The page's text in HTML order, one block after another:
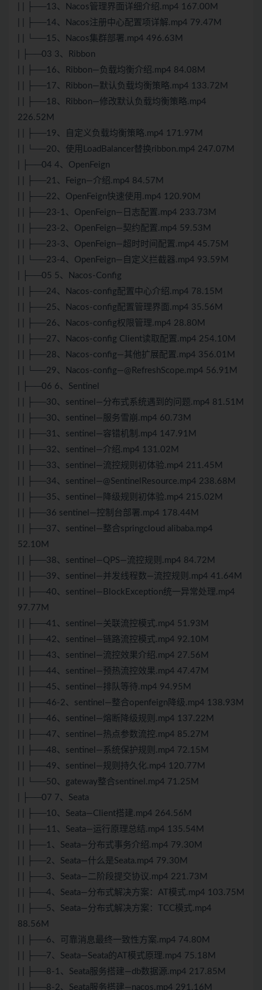
| | ├──13、Nacos管理界面详细介绍.mp4 167.00M
| | ├──14、Nacos注册中心配置项详解.mp4 79.47M
| | └──15、Nacos集群部署.mp4 496.63M
| ├──03 3、Ribbon
| | ├──16、Ribbon—负载均衡介绍.mp4 84.08M
| | ├──17、Ribbon—默认负载均衡策略.mp4 133.72M
| | ├──18、Ribbon—修改默认负载均衡策略.mp4
226.52M
| | ├──19、自定义负载均衡策略.mp4 171.97M
| | └──20、使用LoadBalancer替换ribbon.mp4 247.07M
| ├──04 4、OpenFeign
| | ├──21、Feign—介绍.mp4 84.57M
| | ├──22、OpenFeign快速使用.mp4 120.90M
| | ├──23-1、OpenFeign—日志配置.mp4 233.73M
| | ├──23-2、OpenFeign—契约配置.mp4 59.53M
| | ├──23-3、OpenFeign—超时时间配置.mp4 45.75M
| | └──23-4、OpenFeign—自定义拦截器.mp4 93.59M
| ├──05 5、Nacos-Config
| | ├──24、Nacos-config配置中心介绍.mp4 78.15M
| | ├──25、Nacos-config配置管理界面.mp4 35.56M
| | ├──26、Nacos-config权限管理.mp4 28.80M
| | ├──27、Nacos-config Client读取配置.mp4 254.10M
| | ├──28、Nacos-config—其他扩展配置.mp4 356.01M
| | └──29、Nacos-config—@RefreshScope.mp4 56.91M
| ├──06 6、Sentinel
| | ├──30、sentinel—分布式系统遇到的问题.mp4 81.51M
| | ├──30、sentinel—服务雪崩.mp4 60.73M
| | ├──31、sentinel—容错机制.mp4 147.91M
| | ├──32、sentinel—介绍.mp4 131.02M
| | ├──33、sentinel—流控规则初体验.mp4 211.45M
| | ├──34、sentinel—@SentinelResource.mp4 238.68M
| | ├──35、sentinel—降级规则初体验.mp4 215.02M
| | ├──36 sentinel—控制台部署.mp4 178.44M
| | ├──37、sentinel—整合springcloud alibaba.mp4
52.10M
| | ├──38、sentinel—QPS—流控规则.mp4 84.72M
| | ├──39、sentinel—并发线程数—流控规则.mp4 41.64M
| | ├──40、sentinel—BlockException统一异常处理.mp4
97.77M
| | ├──41、sentinel—关联流控模式.mp4 51.93M
| | ├──42、sentinel—链路流控模式.mp4 92.10M
| | ├──43、sentinel—流控效果介绍.mp4 27.56M
| | ├──44、sentinel—预热流控效果.mp4 47.47M
| | ├──45、sentinel—排队等待.mp4 94.95M
| | ├──46-2、sentinel—整合openfeign降级.mp4 138.93M
| | ├──46、sentinel—熔断降级规则.mp4 137.22M
| | ├──47、sentinel—热点参数流控.mp4 85.27M
| | ├──48、sentinel—系统保护规则.mp4 72.15M
| | ├──49、sentinel—规则持久化.mp4 120.77M
| | └──50、gateway整合sentinel.mp4 71.25M
| ├──07 7、Seata
| | ├──10、Seata—Client搭建.mp4 264.56M
| | ├──11、Seata—运行原理总结.mp4 135.54M
| | ├──1、Seata—分布式事务介绍.mp4 79.30M
| | ├──2、Seata—什么是Seata.mp4 79.30M
| | ├──3、Seata—二阶段提交协议.mp4 221.73M
| | ├──4、Seata—分布式解决方案：AT模式.mp4 103.75M
| | ├──5、Seata—分布式解决方案：TCC模式.mp4
88.56M
| | ├──6、可靠消息最终一致性方案.mp4 74.80M
| | ├──7、Seata—Seata的AT模式原理.mp4 75.18M
| | ├──8-1、Seata服务搭建—db数据源.mp4 217.85M
| | ├──8-2、Seata服务搭建—nacos.mp4 291.16M